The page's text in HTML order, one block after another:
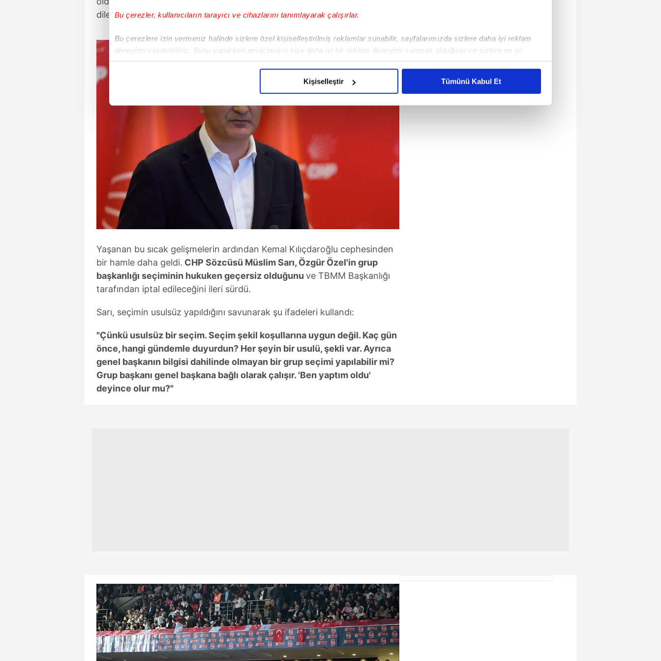
Bu çerezler, kullanıcıların tarayıcı ve cihazlarını tanımlayarak çalışırlar.
Bu çerezlere izin vermeniz halinde sizlere özel kişiselleştirilmiş reklamlar sunabilir, sayfalarımızda sizlere daha iyi reklam
deneyimi yaşatabiliriz. Bunu yaparken amacımızın size daha iyi bir reklam deneyimi sunmak olduğunu ve sizlere en iyi
içerikleri sunabilmek adına elimizden gelen çabayı gösterdiğimizi ve bu noktada, reklamların maliyetlerimizi karşılamak
Sizlere daha iyi bir hizmet sunabilmek için İnternet Sitemizde kendimize ve üçüncü kişilere ait çerezler kullanılmaktadır. Bu
çerezler vasıtasıyla çeşitli kişisel verileriniz işlenmekte olup gerekli olan çerezler bilgi toplumu hizmetlerinin sunulması
amacıyla kullanılmaktadır. Diğer çerezler, sitemizin daha işlevsel kılınması ve kişiselleştirilmesi ve sizlere yönelik
reklam/pazarlama faaliyetlerinin yapılması, amaçlarıyla sınırlı olarak açık rızanız dahilinde kullanılacaktır.
Çerezlere ilişkin tercihlerinizi aşağıda yer alan panel vasıtasıyla belirleyebilirsiniz. Çerezlere ilişkin detaylı bilgi için Ayarlar
butonuna tıklayabilir,
Çerez Bilgilendirme Metnimizi ziyaret edebilirsiniz.
6698 sayılı Kişisel Verilerin Korunması Kanunu uyarınca hazırlanmış Aydınlatma Metnimizi okumak ve sitemizde ilgili
mevzuata uygun olarak kullanılan çerezlerle ilgili bilgi almak için lütfen
Kişiselleştir Tümünü Kabul Et
dilekçesini TBMM Meclis Başkanlığı'na sundu.
Yaşanan bu sıcak gelişmelerin ardından Kemal Kılıçdaroğlu cephesinden
bir hamle daha geldi. CHP Sözcüsü Müslim Sarı, Özgür Özel'in grup
başkanlığı seçiminin hukuken geçersiz olduğunu ve TBMM Başkanlığı
tarafından iptal edileceğini ileri sürdü.
Sarı, seçimin usulsüz yapıldığını savunarak şu ifadeleri kullandı:
"Çünkü usulsüz bir seçim. Seçim şekil koşullarına uygun değil. Kaç gün
önce, hangi gündemle duyurdun? Her şeyin bir usulü, şekli var. Ayrıca
genel başkanın bilgisi dahilinde olmayan bir grup seçimi yapılabilir mi?
Grup başkanı genel başkana bağlı olarak çalışır. 'Ben yaptım oldu'
deyince olur mu?"